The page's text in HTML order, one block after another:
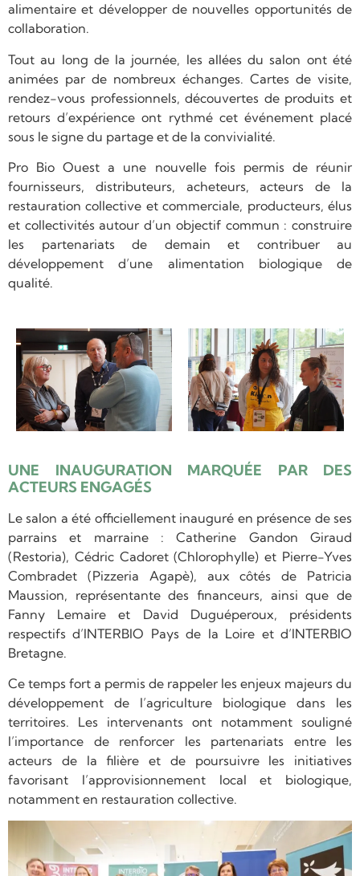
alimentaire et développer de nouvelles opportunités de
collaboration.
Tout au long de la journée, les allées du salon ont été
animées par de nombreux échanges. Cartes de visite,
rendez-vous professionnels, découvertes de produits et
retours d’expérience ont rythmé cet événement placé
sous le signe du partage et de la convivialité.
Pro Bio Ouest a une nouvelle fois permis de réunir
fournisseurs, distributeurs, acheteurs, acteurs de la
restauration collective et commerciale, producteurs, élus
et collectivités autour d’un objectif commun : construire
les partenariats de demain et contribuer au
développement d’une alimentation biologique de
qualité.
UNE INAUGURATION MARQUÉE PAR DES
ACTEURS ENGAGÉS
Le salon a été officiellement inauguré en présence de ses
parrains et marraine : Catherine Gandon Giraud
(Restoria), Cédric Cadoret (Chlorophylle) et Pierre-Yves
Combradet (Pizzeria Agapè), aux côtés de Patricia
Maussion, représentante des financeurs, ainsi que de
Fanny Lemaire et David Duguéperoux, présidents
respectifs d’INTERBIO Pays de la Loire et d’INTERBIO
Bretagne.
Ce temps fort a permis de rappeler les enjeux majeurs du
développement de l’agriculture biologique dans les
territoires. Les intervenants ont notamment souligné
l’importance de renforcer les partenariats entre les
acteurs de la filière et de poursuivre les initiatives
favorisant l’approvisionnement local et biologique,
notamment en restauration collective.